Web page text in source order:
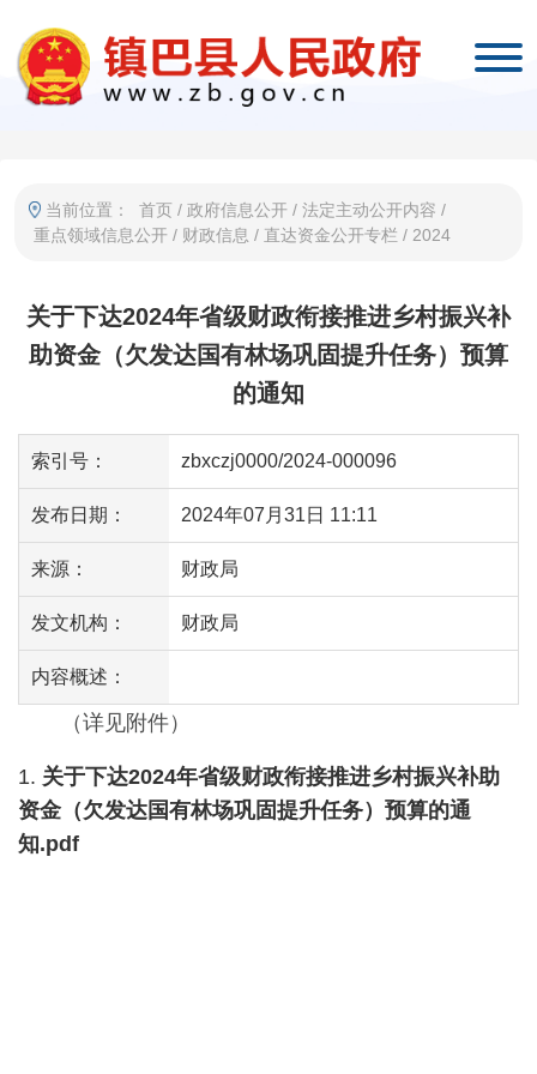
当前位置： 首页 / 政府信息公开 / 法定主动公开内容 /
重点领域信息公开 / 财政信息 / 直达资金公开专栏 / 2024
关于下达2024年省级财政衔接推进乡村振兴补
助资金（欠发达国有林场巩固提升任务）预算
的通知
索引号： zbxczj0000/2024-000096
发布日期： 2024年07月31日 11:11
来源： 财政局
发文机构： 财政局
内容概述：
（详见附件）
1. 关于下达2024年省级财政衔接推进乡村振兴补助
资金（欠发达国有林场巩固提升任务）预算的通
知.pdf